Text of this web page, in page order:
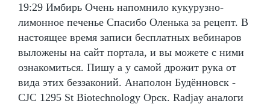
19:29 Имбирь Очень напомнило кукурузно-
лимонное печенье Спасибо Оленька за рецепт. В
настоящее время записи бесплатных вебинаров
выложены на сайт портала, и вы можете с ними
ознакомиться. Пишу а у самой дрожит рука от
вида этих беззаконий. Анаполон Будённовск -
CJC 1295 St Biotechnology Орск. Radjay аналоги